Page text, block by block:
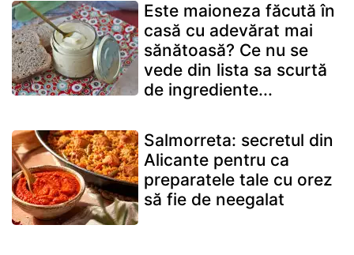
Este maioneza făcută în
casă cu adevărat mai
sănătoasă? Ce nu se
vede din lista sa scurtă
de ingrediente...
Salmorreta: secretul din
Alicante pentru ca
preparatele tale cu orez
să fie de neegalat